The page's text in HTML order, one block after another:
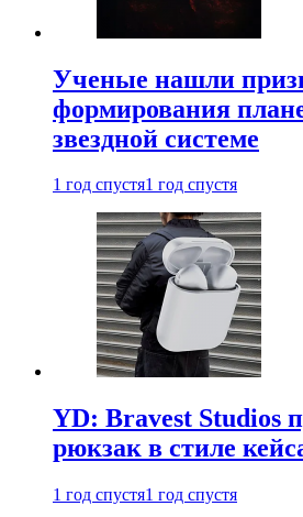
Ученые нашли
формирования
звездной системе
1 год спустя1 год спустя
YD: Bravest Studios
рюкзак в стиле
1 год спустя1 год спустя